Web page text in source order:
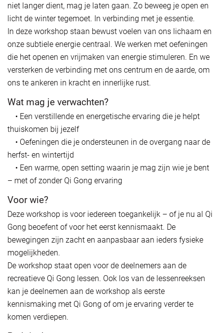
niet langer dient, mag je laten gaan. Zo beweeg je open en
licht de winter tegemoet. In verbinding met je essentie.
In deze workshop staan bewust voelen van ons lichaam en
onze subtiele energie centraal. We werken met oefeningen
die het openen en vrijmaken van energie stimuleren. En we
versterken de verbinding met ons centrum en de aarde, om
ons te ankeren in kracht en innerlijke rust.
Wat mag je verwachten?
• Een verstillende en energetische ervaring die je helpt
thuiskomen bij jezelf
• Oefeningen die je ondersteunen in de overgang naar de
herfst- en wintertijd
• Een warme, open setting waarin je mag zijn wie je bent
– met of zonder Qi Gong ervaring
Voor wie?
Deze workshop is voor iedereen toegankelijk – of je nu al Qi
Gong beoefent of voor het eerst kennismaakt. De
bewegingen zijn zacht en aanpasbaar aan ieders fysieke
mogelijkheden.
De workshop staat open voor de deelnemers aan de
recreatieve Qi Gong lessen. Ook los van de lessenreeksen
kan je deelnemen aan de workshop als eerste
kennismaking met Qi Gong of om je ervaring verder te
komen verdiepen.